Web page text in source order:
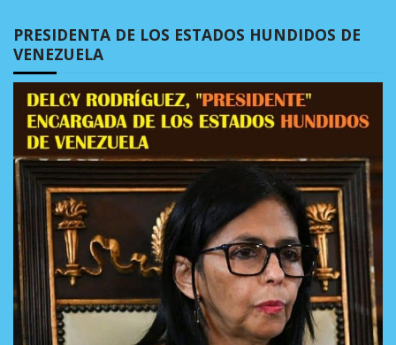
PRESIDENTA DE LOS ESTADOS HUNDIDOS DE
VENEZUELA